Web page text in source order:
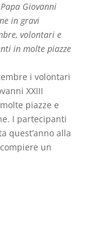
Giovanni
in gravi
volontari e
in molte piazze
i volontari
XXIII
piazze e
I partecipanti
quest’anno alla
un